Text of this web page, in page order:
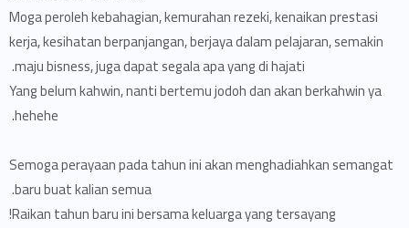
Moga peroleh kebahagian, kemurahan rezeki, kenaikan prestasi
kerja, kesihatan berpanjangan, berjaya dalam pelajaran, semakin
maju bisness, juga dapat segala apa yang di hajati.
Yang belum kahwin, nanti bertemu jodoh dan akan berkahwin ya
hehehe.
Semoga perayaan pada tahun ini akan menghadiahkan semangat
baru buat kalian semua.
Raikan tahun baru ini bersama keluarga yang tersayang!